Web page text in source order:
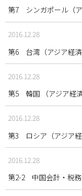
第7 シンガポール（ア
2016.12.28
第6 台湾（アジア経済
2016.12.28
第5 韓国 （アジア経済
2016.12.28
第3 ロシア（アジア経
2016.12.28
第2-2 中国会計・税務